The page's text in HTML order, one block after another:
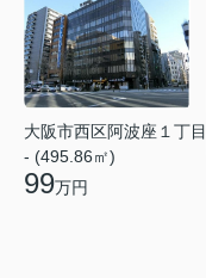
大阪市西区阿波座１丁目
- (495.86㎡)
99万円